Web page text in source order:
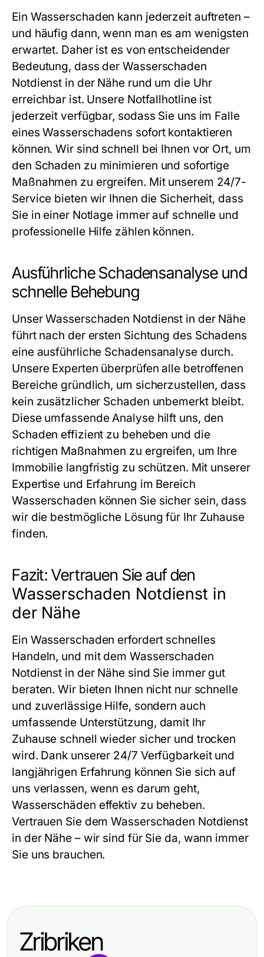
Ein Wasserschaden kann jederzeit auftreten –
und häufig dann, wenn man es am wenigsten
erwartet. Daher ist es von entscheidender
Bedeutung, dass derWasserschaden
Notdienst in der Nähe rund um die Uhr
erreichbar ist. Unsere Notfallhotline ist
jederzeit verfügbar, sodass Sie uns im Falle
eines Wasserschadens sofort kontaktieren
können. Wir sind schnell bei Ihnen vor Ort, um
den Schaden zu minimieren und sofortige
Maßnahmen zu ergreifen. Mit unserem 24/7-
Service bieten wir Ihnen die Sicherheit, dass
Sie in einer Notlage immer auf schnelle und
professionelle Hilfe zählen können.
Ausführliche Schadensanalyse und
schnelle Behebung
UnserWasserschaden Notdienst in der Nähe
führt nach der ersten Sichtung des Schadens
eine ausführliche Schadensanalyse durch.
Unsere Experten überprüfen alle betroffenen
Bereiche gründlich, um sicherzustellen, dass
kein zusätzlicher Schaden unbemerkt bleibt.
Diese umfassende Analyse hilft uns, den
Schaden effizient zu beheben und die
richtigen Maßnahmen zu ergreifen, um Ihre
Immobilie langfristig zu schützen. Mit unserer
Expertise und Erfahrung im Bereich
Wasserschaden können Sie sicher sein, dass
wir die bestmögliche Lösung für Ihr Zuhause
finden.
Fazit: Vertrauen Sie auf den
Wasserschaden Notdienst in
der Nähe
Ein Wasserschaden erfordert schnelles
Handeln, und mit demWasserschaden
Notdienst in der Nähe sind Sie immer gut
beraten. Wir bieten Ihnen nicht nur schnelle
und zuverlässige Hilfe, sondern auch
umfassende Unterstützung, damit Ihr
Zuhause schnell wieder sicher und trocken
wird. Dank unserer 24/7 Verfügbarkeit und
langjährigen Erfahrung können Sie sich auf
uns verlassen, wenn es darum geht,
Wasserschäden effektiv zu beheben.
Vertrauen Sie demWasserschaden Notdienst
in der Nähe– wir sind für Sie da, wann immer
Sie uns brauchen.
Zribriken